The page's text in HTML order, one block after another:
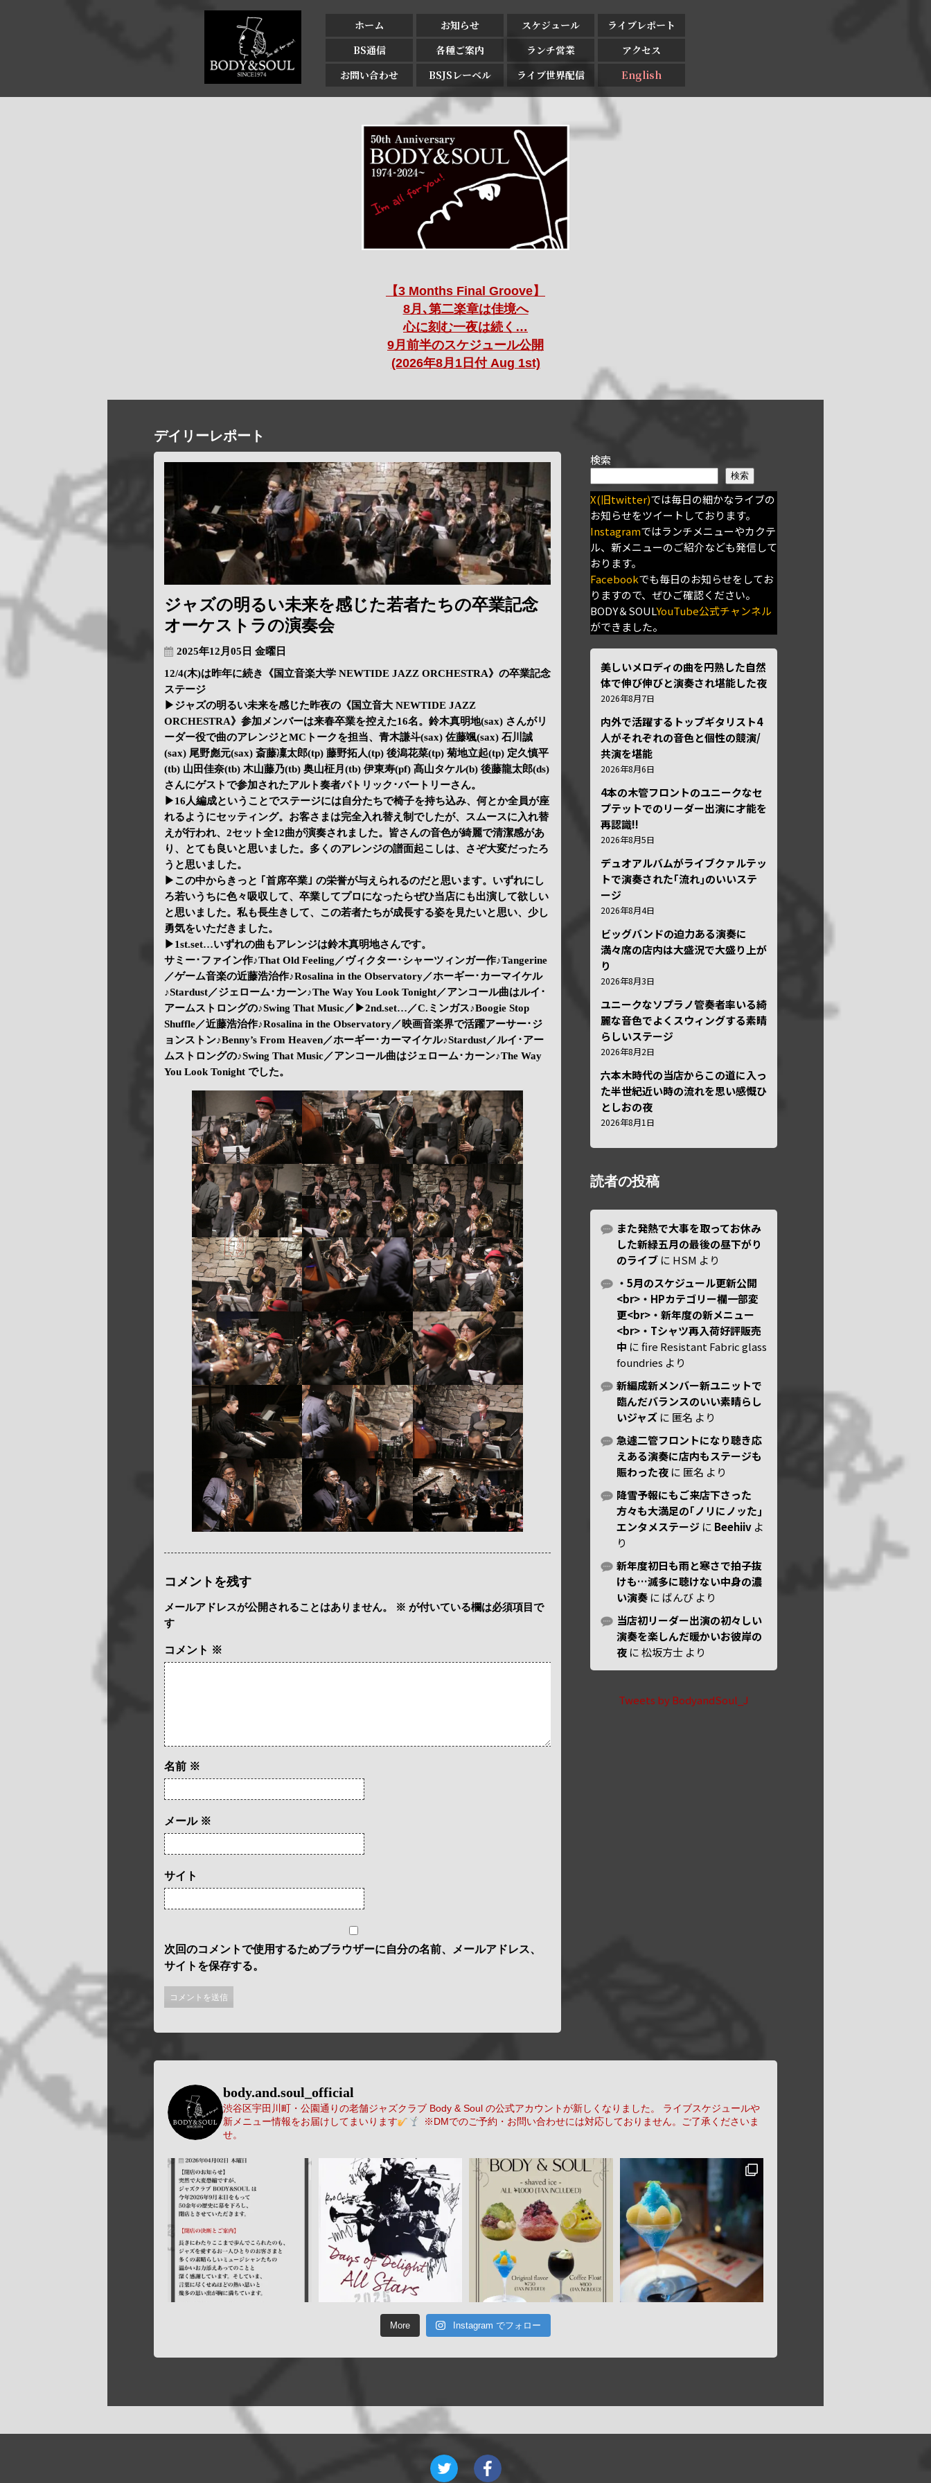
ホーム お知らせ スケジュール
ライブレポート
BS通信
各種ご案内 ランチ営業
アクセス
お問い合わせ
BSJSレーベル ライブ世界配信 English
【3 Months Final Groove】
8月､第二楽章は佳境へ
心に刻む一夜は続く…
9月前半のスケジュール公開
(2026年8月1日付 Aug 1st)
デイリーレポート
ジャズの明るい未来を感じた若者たちの卒業記念
オーケストラの演奏会
2025年12月05日 金曜日
12/4(木)は昨年に続き《国立音楽大学 NEWTIDE JAZZ ORCHESTRA》の卒業記念
ステージ
▶ジャズの明るい未来を感じた昨夜の《国立音大 NEWTIDE JAZZ
ORCHESTRA》参加メンバーは来春卒業を控えた16名。鈴木真明地(sax) さんがリ
ーダー役で曲のアレンジとMCトークを担当、青木謙斗(sax) 佐藤颯(sax) 石川誠
(sax) 尾野彪元(sax) 斎藤凜太郎(tp) 藤野拓人(tp) 後潟花菜(tp) 菊地立起(tp) 定久慎平
(tb) 山田佳奈(tb) 木山藤乃(tb) 奥山柾月(tb) 伊東寿(pf) 髙山タケル(b) 後藤龍太郎(ds)
さんにゲストで参加されたアルト奏者パトリック･バートリーさん。
▶16人編成ということでステージには自分たちで椅子を持ち込み、何とか全員が座
れるようにセッティング。お客さまは完全入れ替え制でしたが、スムースに入れ替
えが行われ、2セット全12曲が演奏されました。皆さんの音色が綺麗で清潔感があ
り、とても良いと思いました。多くのアレンジの譜面起こしは、さぞ大変だったろ
うと思いました。
▶この中からきっと ｢首席卒業｣ の栄誉が与えられるのだと思います。いずれにし
ろ若いうちに色々吸収して、卒業してプロになったらぜひ当店にも出演して欲しい
と思いました。私も長生きして、この若者たちが成長する姿を見たいと思い、少し
勇気をいただきました。
▶1st.set…いずれの曲もアレンジは鈴木真明地さんです。
サミー･ファイン作♪That Old Feeling／ヴィクター･シャーツィンガー作♪Tangerine
／ゲーム音楽の近藤浩治作♪Rosalina in the Observatory／ホーギー･カーマイケル
♪Stardust／ジェローム･カーン♪The Way You Look Tonight／アンコール曲はルイ･
アームストロングの♪Swing That Music／▶2nd.set…／C.ミンガス♪Boogie Stop
Shuffle／近藤浩治作♪Rosalina in the Observatory／映画音楽界で活躍アーサー･ジ
ョンストン♪Benny’s From Heaven／ホーギー･カーマイケル♪Stardust／ルイ･アー
ムストロングの♪Swing That Music／アンコール曲はジェローム･カーン♪The Way
You Look Tonight でした。
コメントを残す
メールアドレスが公開されることはありません。 ※ が付いている欄は必須項目で
す
コメント ※
名前 ※
メール ※
サイト
次回のコメントで使用するためブラウザーに自分の名前、メールアドレス、
サイトを保存する。
検索
検索
X(旧twitter)では毎日の細かなライブの
お知らせをツイートしております。
Instagramではランチメニューやカクテ
ル、新メニューのご紹介なども発信して
おります。
Facebookでも毎日のお知らせをしてお
りますので、ぜひご確認ください。
BODY＆SOULYouTube公式チャンネル
ができました。
美しいメロディの曲を円熟した自然
体で伸び伸びと演奏され堪能した夜
2026年8月7日
内外で活躍するトップギタリスト4
人がそれぞれの音色と個性の競演/
共演を堪能
2026年8月6日
4本の木管フロントのユニークなセ
プテットでのリーダー出演に才能を
再認識!!
2026年8月5日
デュオアルバムがライブクァルテッ
トで演奏された｢流れ｣のいいステ
ージ
2026年8月4日
ビッグバンドの迫力ある演奏に
満々席の店内は大盛況で大盛り上が
り
2026年8月3日
ユニークなソプラノ管奏者率いる綺
麗な音色でよくスウィングする素晴
らしいステージ
2026年8月2日
六本木時代の当店からこの道に入っ
た半世紀近い時の流れを思い感慨ひ
としおの夜
2026年8月1日
読者の投稿
また発熱で大事を取ってお休み
した新緑五月の最後の昼下がり
のライブ に HSM より
・5月のスケジュール更新公開
<br>・HPカテゴリー欄一部変
更<br>・新年度の新メニュー
<br>・Tシャツ再入荷好評販売
中 にfire Resistant Fabric glass
foundries より
新編成新メンバー新ユニットで
臨んだバランスのいい素晴らし
いジャズ に 匿名 より
急遽二管フロントになり聴き応
えある演奏に店内もステージも
賑わった夜 に 匿名 より
降雪予報にもご来店下さった
方々も大満足の｢ノリにノッた｣
エンタメステージ に Beehiiv よ
り
新年度初日も雨と寒さで拍子抜
けも…滅多に聴けない中身の濃
い演奏 に ばんび より
当店初リーダー出演の初々しい
演奏を楽しんだ暖かいお彼岸の
夜 に松坂方士 より
Tweets by BodyandSoul_J
body.and.soul_official
渋谷区宇田川町・公園通りの老舗ジャズクラブ Body & Soul の公式アカウントが新しくなりました。
ライブスケジュールや
新メニュー情報をお届けしてまいります
※DMでのご予約・お問い合わせには対応しておりません。ご了承くださいま
せ。
More Instagram でフォロー